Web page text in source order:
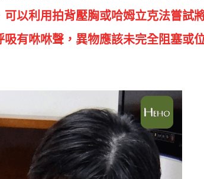
可以利用拍背壓胸或哈姆立克法嘗試
有咻咻聲，異物應該未完全阻塞或